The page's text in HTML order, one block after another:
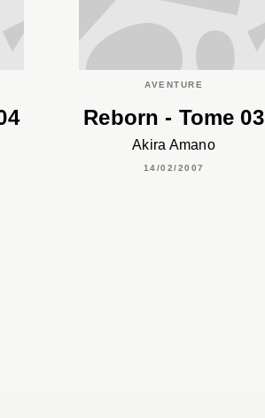
AVENTURE
Reborn - Tome 03
Akira Amano
14/02/2007